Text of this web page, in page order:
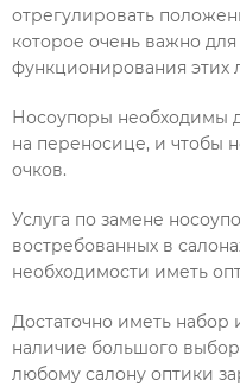
отрегулировать
которое очень важно
функционирования этих
Носоупоры необходимы
на переносице, и чтобы
очков.
Услуга по замене
востребованных в
необходимости иметь
Достаточно иметь набор
наличие большого
любому салону оптики